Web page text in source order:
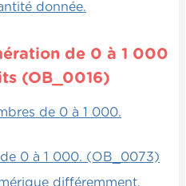
donnée.
de 0 à 1 000
(OB_0016)
de 0 à 1 000.
0 à 1 000. (OB_0073)
différemment.